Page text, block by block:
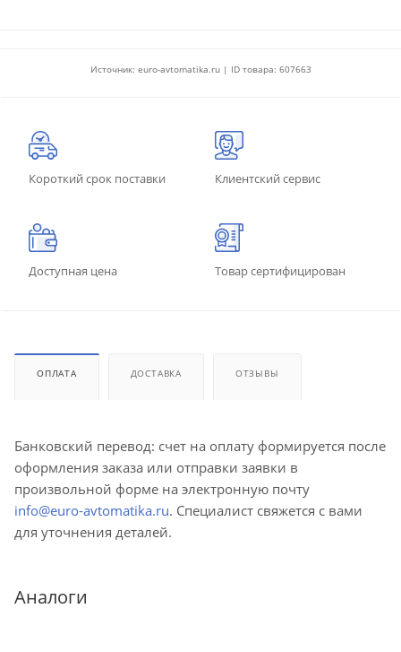
Источник: euro-avtomatika.ru | ID товара: 607663
Короткий срок поставки Клиентский сервис
Доступная цена Товар сертифицирован
ОПЛАТА ДОСТАВКА ОТЗЫВЫ
Банковский перевод: счет на оплату формируется после
оформления заказа или отправки заявки в
произвольной форме на электронную почту
info@euro-avtomatika.ru. Специалист свяжется с вами
для уточнения деталей.
Аналоги